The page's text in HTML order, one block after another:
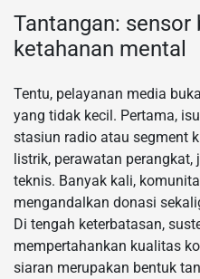
Tantangan: sensor
ketahanan mental
Tentu, pelayanan media
yang tidak kecil. Pertama,
stasiun radio atau segment
listrik, perawatan
teknis. Banyak kali,
mengandalkan donasi
Di tengah keterbatasan,
mempertahankan kualitas
siaran merupakan bentuk